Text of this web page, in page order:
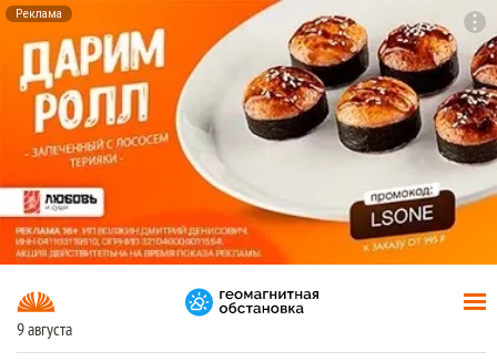
Реклама
9 августа